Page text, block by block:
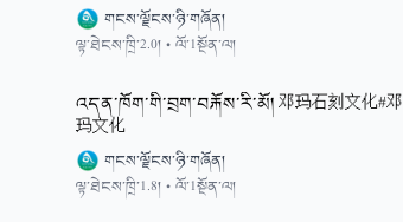
གངས་ལྗོངས་ཉི་གཞོན།
ལྟ་ཐེངས་ཁྲི་2.0། • ལོ་1སྔོན་ལ།
འདན་ཁོག་གི་བྲག་བརྐོས་རི་མོ། 邓玛石刻文化#邓
玛文化
གངས་ལྗོངས་ཉི་གཞོན།
ལྟ་ཐེངས་ཁྲི་1.8། • ལོ་1སྔོན་ལ།